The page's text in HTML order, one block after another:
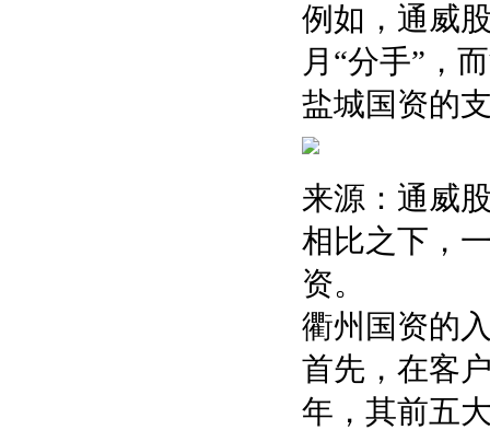
例如，通威
月“分手”，
盐城国资的
来源：通威
相比之下，
资。
衢州国资的
首先，在客
年，其前五